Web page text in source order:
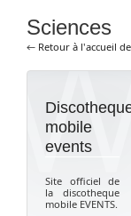
Sciences
← Retour à l'accueil
mobile
events
Site officiel de
la discotheque
mobile EVENTS.